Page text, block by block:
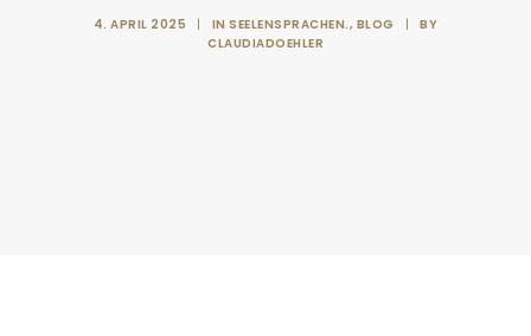
4. APRIL 2025 | INSEELENSPRACHEN., BLOG |
BY
CLAUDIADOEHLER